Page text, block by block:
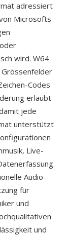
adressiert
Microsofts
wird. W64
Grössenfelder
Codes
erlaubt
jede
unterstützt
Live-
Audio-
für
und
und